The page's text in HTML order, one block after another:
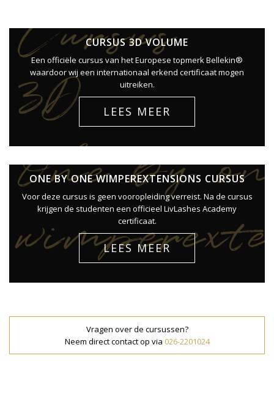
Cursus
3D
volume
CURSUS 3D VOLUME
Een officiële cursus van het Europese topmerk Bellekin®
waardoor wij een internationaal erkend certificaat mogen
uitreiken.
LEES MEER
One by
cursus
ONE BY ONE WIMPEREXTENSIONS CURSUS
Voor deze cursus is geen vooropleiding verreist. Na de cursus
krijgen de studenten een officieel LivLashes Academy
certificaat.
LEES MEER
Vragen over de cursussen?
Neem direct contact op via 026-2201024